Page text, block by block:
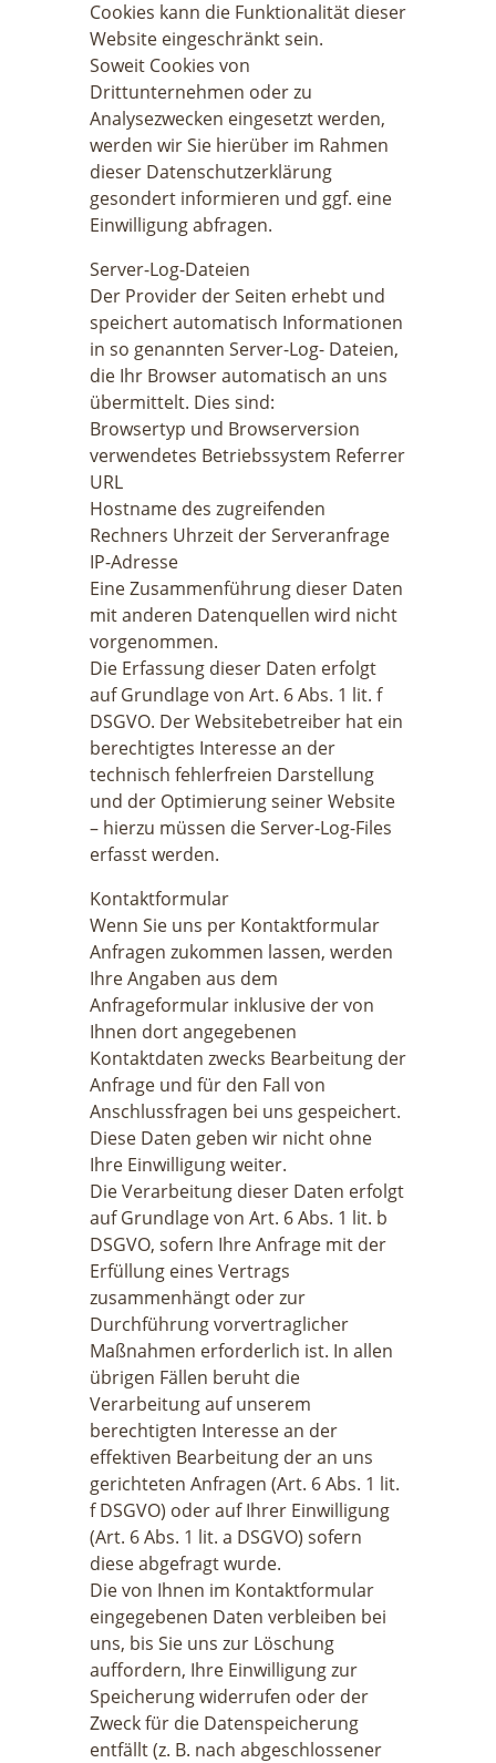
Cookies kann die Funktionalität dieser
Website eingeschränkt sein.
Soweit Cookies von
Drittunternehmen oder zu
Analysezwecken eingesetzt werden,
werden wir Sie hierüber im Rahmen
dieser Datenschutzerklärung
gesondert informieren und ggf. eine
Einwilligung abfragen.
Server-Log-Dateien
Der Provider der Seiten erhebt und
speichert automatisch Informationen
in so genannten Server-Log- Dateien,
die Ihr Browser automatisch an uns
übermittelt. Dies sind:
Browsertyp und Browserversion
verwendetes Betriebssystem Referrer
URL
Hostname des zugreifenden
Rechners Uhrzeit der Serveranfrage
IP-Adresse
Eine Zusammenführung dieser Daten
mit anderen Datenquellen wird nicht
vorgenommen.
Die Erfassung dieser Daten erfolgt
auf Grundlage von Art. 6 Abs. 1 lit. f
DSGVO. Der Websitebetreiber hat ein
berechtigtes Interesse an der
technisch fehlerfreien Darstellung
und der Optimierung seiner Website
– hierzu müssen die Server-Log-Files
erfasst werden.
Kontaktformular
Wenn Sie uns per Kontaktformular
Anfragen zukommen lassen, werden
Ihre Angaben aus dem
Anfrageformular inklusive der von
Ihnen dort angegebenen
Kontaktdaten zwecks Bearbeitung der
Anfrage und für den Fall von
Anschlussfragen bei uns gespeichert.
Diese Daten geben wir nicht ohne
Ihre Einwilligung weiter.
Die Verarbeitung dieser Daten erfolgt
auf Grundlage von Art. 6 Abs. 1 lit. b
DSGVO, sofern Ihre Anfrage mit der
Erfüllung eines Vertrags
zusammenhängt oder zur
Durchführung vorvertraglicher
Maßnahmen erforderlich ist. In allen
übrigen Fällen beruht die
Verarbeitung auf unserem
berechtigten Interesse an der
effektiven Bearbeitung der an uns
gerichteten Anfragen (Art. 6 Abs. 1 lit.
f DSGVO) oder auf Ihrer Einwilligung
(Art. 6 Abs. 1 lit. a DSGVO) sofern
diese abgefragt wurde.
Die von Ihnen im Kontaktformular
eingegebenen Daten verbleiben bei
uns, bis Sie uns zur Löschung
auffordern, Ihre Einwilligung zur
Speicherung widerrufen oder der
Zweck für die Datenspeicherung
entfällt (z. B. nach abgeschlossener